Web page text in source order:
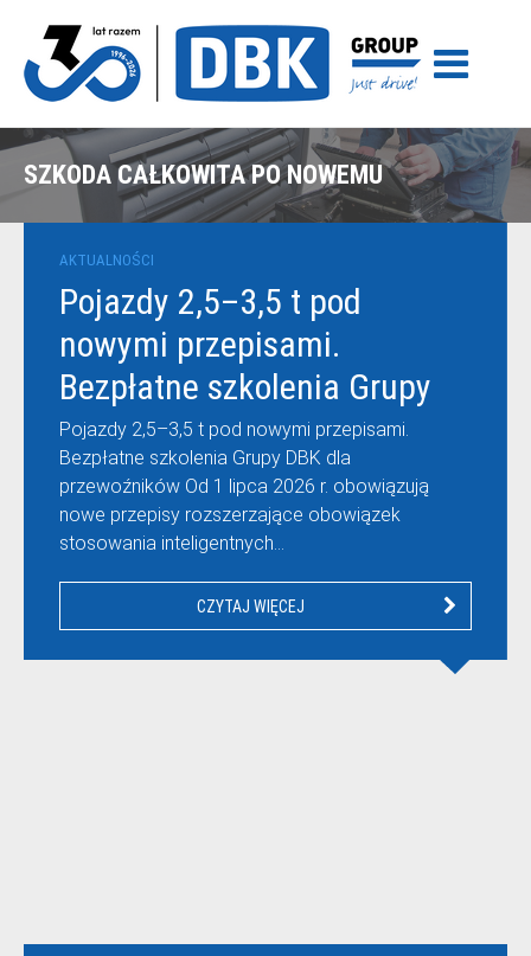
SZKODA CAŁKOWITA PO NOWEMU
AKTUALNOŚCI
Pojazdy 2,5–3,5 t pod
nowymi przepisami.
Bezpłatne szkolenia Grupy
DBK dla przewoźników
Pojazdy 2,5–3,5 t pod nowymi przepisami.
Bezpłatne szkolenia Grupy DBK dla
przewoźników Od 1 lipca 2026 r. obowiązują
nowe przepisy rozszerzające obowiązek
stosowania inteligentnych…
CZYTAJ WIĘCEJ